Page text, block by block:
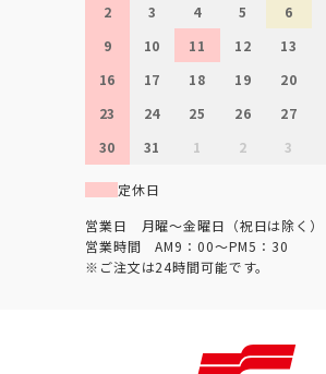
2
3 4 5 6
9
10 11 12 13
16
17 18 19 20
23
24 25 26 27
30
31 1 2 3
定休日
営業日 月曜～金曜日（祝日は除く）
営業時間 AM9：00～PM5：30
※ご注文は24時間可能です。